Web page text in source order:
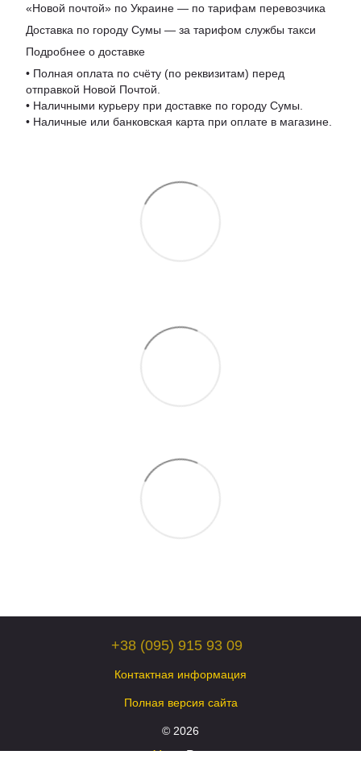
«Новой почтой» по Украине — по тарифам перевозчика
Доставка по городу Сумы — за тарифом службы такси
Подробнее о доставке
• Полная оплата по счёту (по реквизитам) перед
отправкой Новой Почтой.
• Наличными курьеру при доставке по городу Сумы.
• Наличные или банковская карта при оплате в магазине.
+38 (095) 915 93 09
Контактная информация
Полная версия сайта
© 2026
Укр Рус